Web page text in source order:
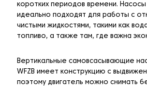
коротких периодов времени. Насосы
идеально подходят для работы с
чистыми жидкостями, такими как
топливо, а также там, где важна
Вертикальные самовсасывающие
WFZB имеет конструкцию с
поэтому двигатель можно снимать